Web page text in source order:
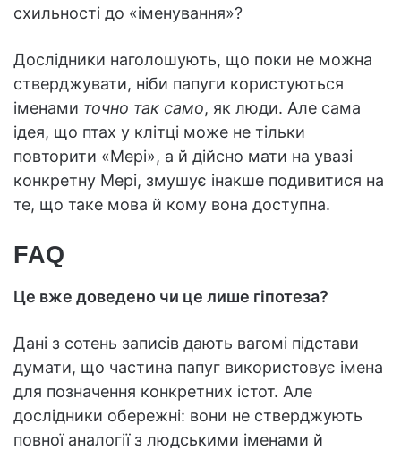
схильності до «іменування»?
Дослідники наголошують, що поки не можна
стверджувати, ніби папуги користуються
іменами точно так само, як люди. Але сама
ідея, що птах у клітці може не тільки
повторити «Мері», а й дійсно мати на увазі
конкретну Мері, змушує інакше подивитися на
те, що таке мова й кому вона доступна.
FAQ
Це вже доведено чи це лише гіпотеза?
Дані з сотень записів дають вагомі підстави
думати, що частина папуг використовує імена
для позначення конкретних істот. Але
дослідники обережні: вони не стверджують
повної аналогії з людськими іменами й